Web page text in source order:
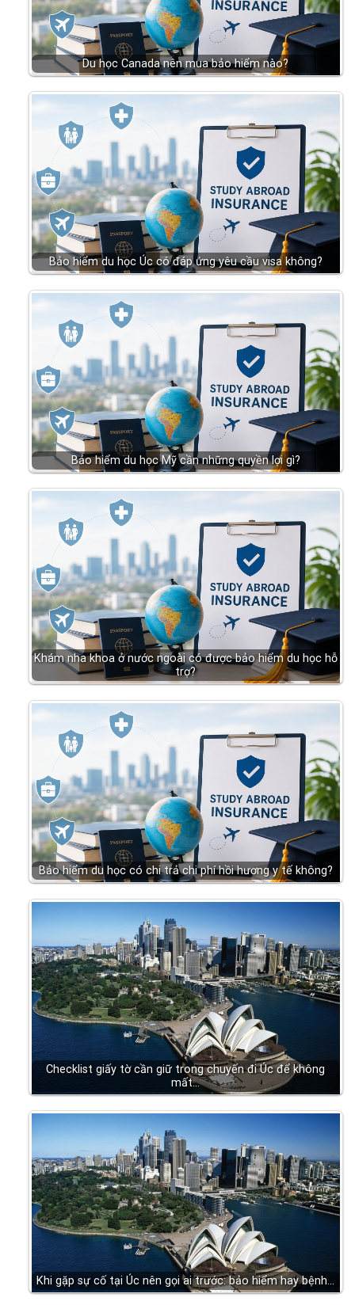
Du học Canada nên mua bảo hiểm nào?
Bảo hiểm du học Úc có đáp ứng yêu cầu visa không?
Bảo hiểm du học Mỹ cần những quyền lợi gì?
Khám nha khoa ở nước ngoài có được bảo hiểm du học hỗ
trợ?
Bảo hiểm du học có chi trả chi phí hồi hương y tế không?
Checklist giấy tờ cần giữ trong chuyến đi Úc để không
mất…
Khi gặp sự cố tại Úc nên gọi ai trước: bảo hiểm hay bệnh…